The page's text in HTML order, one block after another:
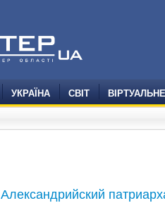
УКРАЇНА СВІТ
Александрийский